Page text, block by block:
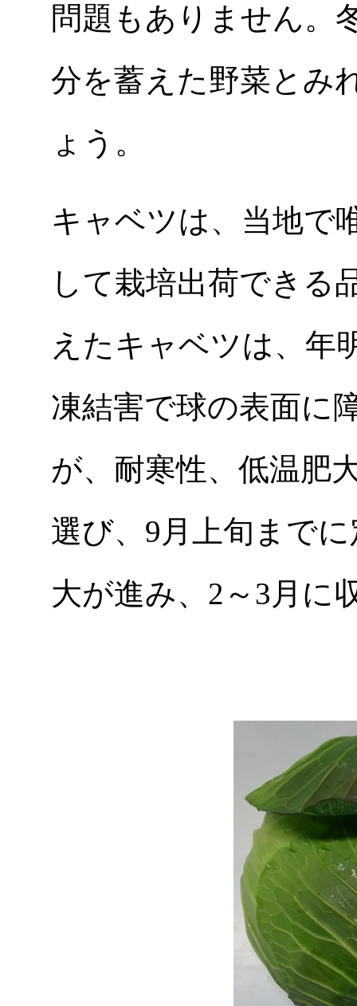
問題もありません。
分を蓄えた野菜とみ
ょう。
キャベツは、当地で
して栽培出荷できる
えたキャベツは、年
凍結害で球の表面に
が、耐寒性、低温肥
選び、9月上旬まで
大が進み、2～3月に